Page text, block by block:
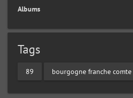
Albums
Tags
89 bourgogne franche comte